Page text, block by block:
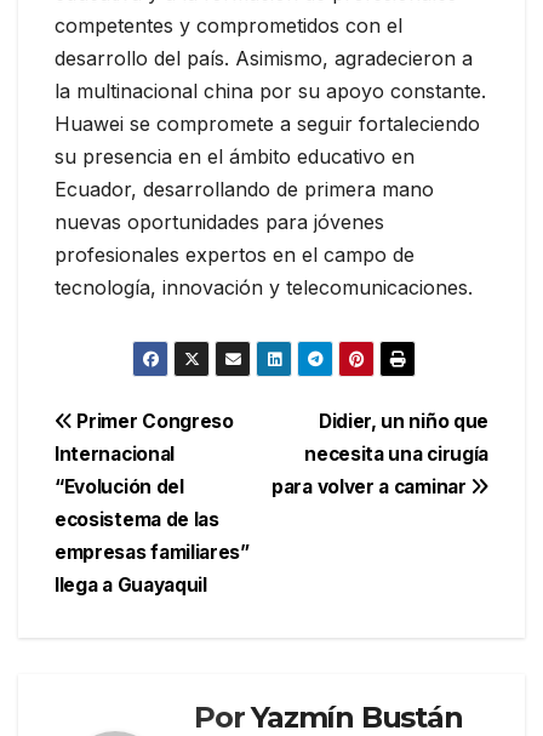
competentes y comprometidos con el
desarrollo del país. Asimismo, agradecieron a
la multinacional china por su apoyo constante.
Huawei se compromete a seguir fortaleciendo
su presencia en el ámbito educativo en
Ecuador, desarrollando de primera mano
nuevas oportunidades para jóvenes
profesionales expertos en el campo de
tecnología, innovación y telecomunicaciones.
Navegación
de
entradas
Didier, un niño que
necesita una cirugía
para volver a caminar
Primer Congreso
Internacional
“Evolución del
ecosistema de las
empresas familiares”
llega a Guayaquil
PorYazmín Bustán